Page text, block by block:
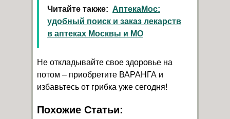
Читайте также: АптекаМос:
удобный поиск и заказ лекарств
в аптеках Москвы и МО
Не откладывайте свое здоровье на
потом – приобретите ВАРАНГА и
избавьтесь от грибка уже сегодня!
Похожие Статьи: